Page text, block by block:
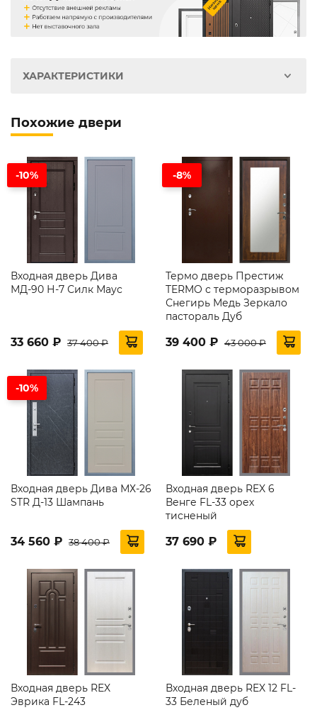
ХАРАКТЕРИСТИКИ
Похожие двери
-10%
Входная дверь Дива
МД-90 Н-7 Силк Маус
33 660 ₽ 37 400 ₽
-8%
Термо дверь Престиж
TERMO с терморазрывом
Снегирь Медь Зеркало
пастораль Дуб
39 400 ₽ 43 000 ₽
-10%
Входная дверь Дива МХ-26
STR Д-13 Шампань
34 560 ₽ 38 400 ₽
Входная дверь REX 6
Венге FL-33 орех
тисненый
37 690 ₽
Входная дверь REX
Эврика FL-243
Входная дверь REX 12 FL-
33 Беленый дуб